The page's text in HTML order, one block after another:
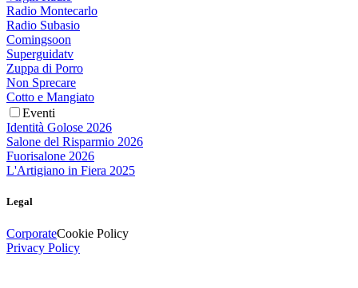
Radio Montecarlo
Radio Subasio
Comingsoon
Superguidatv
Zuppa di Porro
Non Sprecare
Cotto e Mangiato
Eventi
Identità Golose 2026
Salone del Risparmio 2026
Fuorisalone 2026
L'Artigiano in Fiera 2025
Legal
CorporateCookie Policy
Privacy Policy